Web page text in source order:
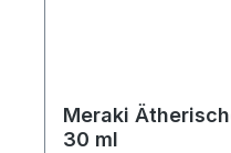
Meraki
30 ml